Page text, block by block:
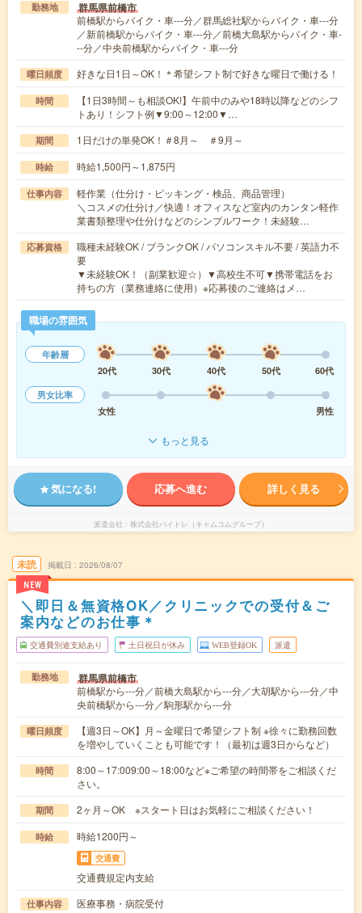
勤務地 群馬県前橋市
前橋駅からバイク・車---分／群馬総社駅からバイク・車---分
／新前橋駅からバイク・車---分／前橋大島駅からバイク・車-
--分／中央前橋駅からバイク・車---分
曜日頻度 好きな日1日～OK！＊希望シフト制で好きな曜日で働ける！
時間
【1日3時間～も相談OK!】午前中のみや18時以降などのシフ
トあり！シフト例▼9:00～12:00▼…
期間 1日だけの単発OK！＃8月～ ＃9月～
時給 時給1,500円～1,875円
仕事内容
軽作業（仕分け・ピッキング・検品、商品管理）
＼コスメの仕分け／快適！オフィスなど室内のカンタン軽作
業書類整理や仕分けなどのシンプルワーク！未経験…
応募資格
職種未経験OK / ブランクOK / パソコンスキル不要 / 英語力不
要
▼未経験OK！（副業歓迎☆）▼高校生不可▼携帯電話をお
持ちの方（業務連絡に使用）※応募後のご連絡はメ…
職場の雰囲気
年齢層
20代
30代 40代 50代
60代
男女比率
女性
男性
もっと見る
気になる! 応募へ進む 詳しく見る
派遣会社 株式会社バイトレ（キャムコムグループ）
未読
NEW
掲載日 2026/08/07
＼即日＆無資格OK／クリニックでの受付＆ご
案内などのお仕事＊
交通費別途支給あり 土日祝日が休み WEB登録OK 派遣
勤務地 群馬県前橋市
前橋駅から---分／前橋大島駅から---分／大胡駅から---分／中
央前橋駅から---分／駒形駅から---分
曜日頻度
【週3日～OK】月～金曜日で希望シフト制 ※徐々に勤務回数
を増やしていくことも可能です！（最初は週3日からなど）
時間
8:00～17:009:00～18:00など※ご希望の時間帯をご相談くだ
さい。
期間 2ヶ月～OK ※スタート日はお気軽にご相談ください！
時給 時給1200円～
交通費
交通費規定内支給
仕事内容
医療事務・病院受付